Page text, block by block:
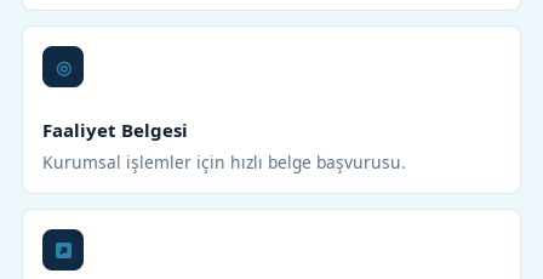
Faaliyet Belgesi
Kurumsal işlemler için hızlı belge başvurusu.